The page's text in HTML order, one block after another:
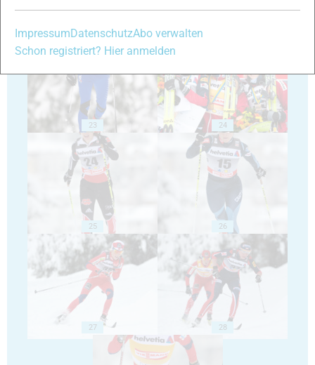
23 24
25 26
27 28
Impressum DatenschutzAbo verwalten
Schon registriert? Hier anmelden